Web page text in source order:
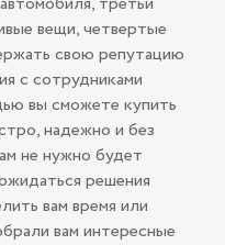
вещи, четвертые
свою репутацию
с сотрудниками
вы сможете купить
надежно и без
не нужно будет
решения
вам время или
вам интересные